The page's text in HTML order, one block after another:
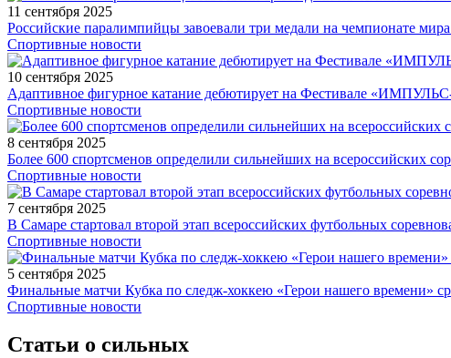
11 сентября 2025
Российские паралимпийцы завоевали три медали на чемпионате
Спортивные новости
10 сентября 2025
Адаптивное фигурное катание дебютирует на Фестивале
Спортивные новости
8 сентября 2025
Более 600 спортсменов определили сильнейших на всероссийских
Спортивные новости
7 сентября 2025
В Самаре стартовал второй этап всероссийских футбольных
Спортивные новости
5 сентября 2025
Финальные матчи Кубка по следж-хоккею «Герои нашего времени»
Спортивные новости
Статьи о сильных